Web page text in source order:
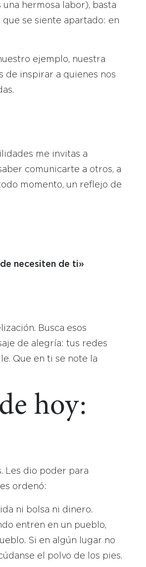
hermosa labor), basta
se siente apartado: en
ejemplo, nuestra
de inspirar a quienes nos
me invitas a
comunicarte a otros, a
momento, un reflejo de
necesiten de ti»
Busca esos
de alegría: tus redes
Que en ti se note la
hoy:
Les dio poder para
ordenó:
ni bolsa ni dinero.
entren en un pueblo,
Si en algún lugar no
el polvo de los pies.